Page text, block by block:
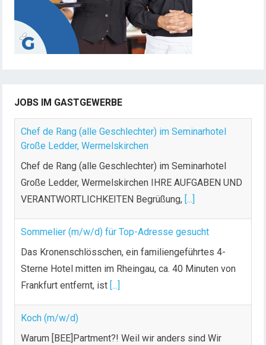
JOBS IM GASTGEWERBE
Chef de Rang (alle Geschlechter) im Seminarhotel
Große Ledder, Wermelskirchen
Chef de Rang (alle Geschlechter) im Seminarhotel
Große Ledder, Wermelskirchen IHRE AUFGABEN UND
VERANTWORTLICHKEITEN Begrüßung, [...]
Sommelier (m/w/d) für Top-Adresse gesucht
Das Kronenschlösschen, ein familiengeführtes 4-
Sterne Hotel mitten im Rheingau, ca. 40 Minuten von
Frankfurt entfernt, ist [...]
Koch (m/w/d)
Warum [BEE]Partment?! Weil wir anders sind Wir